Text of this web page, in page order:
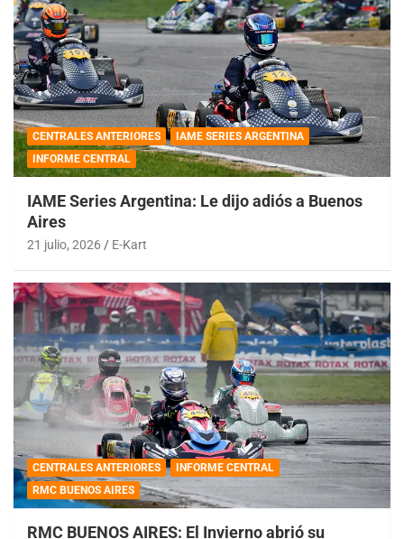
CENTRALES ANTERIORES
IAME SERIES ARGENTINA
INFORME CENTRAL
IAME Series Argentina: Le dijo adiós a Buenos
Aires
21 julio, 2026 E-Kart
CENTRALES ANTERIORES
INFORME CENTRAL
RMC BUENOS AIRES
RMC BUENOS AIRES: El Invierno abrió su